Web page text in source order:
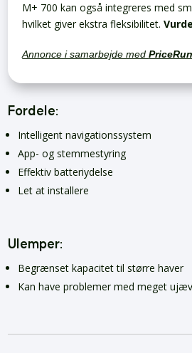
M+ 700 kan også integreres med
hvilket giver ekstra fleksibilitet.
Annonce i samarbejde med
Fordele:
Intelligent navigationssystem
App- og stemmestyring
Effektiv batteriydelse
Let at installere
Ulemper:
Begrænset kapacitet til større haver
Kan have problemer med meget